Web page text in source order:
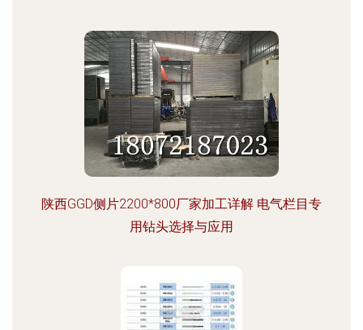
陕西GGD侧片2200*800厂家加工详解 电气栏目专
用钻头选择与应用